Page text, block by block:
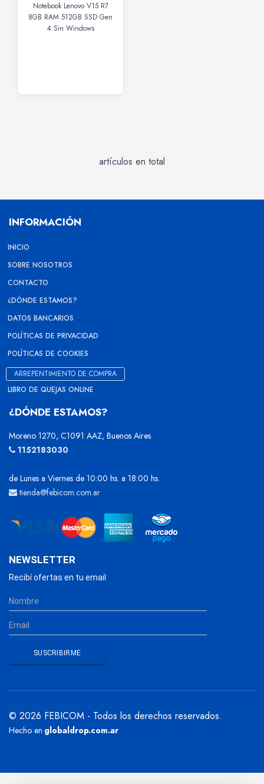
Notebook Lenovo V15 R7
8GB RAM 512GB SSD Gen
4 Sin Windows
artículos en total
INFORMACIÓN
INICIO
SOBRE NOSOTROS
CONTACTO
¿DÓNDE ESTAMOS?
DATOS BANCARIOS
POLÍTICAS DE PRIVACIDAD
POLÍTICAS DE COOKIES
ARREPENTIMIENTO DE COMPRA
LIBRO DE QUEJAS ONLINE
¿DÓNDE ESTAMOS?
Moreno 1270, C1091 AAZ, Buenos Aires
1152183030
de Lunes a Viernes de 10:00 hs. a 18:00 hs.
tienda@febicom.com.ar
NEWSLETTER
Recibí ofertas en tu email
© 2026 FEBICOM - Todos los derechos reservados.
Hecho en globaldrop.com.ar